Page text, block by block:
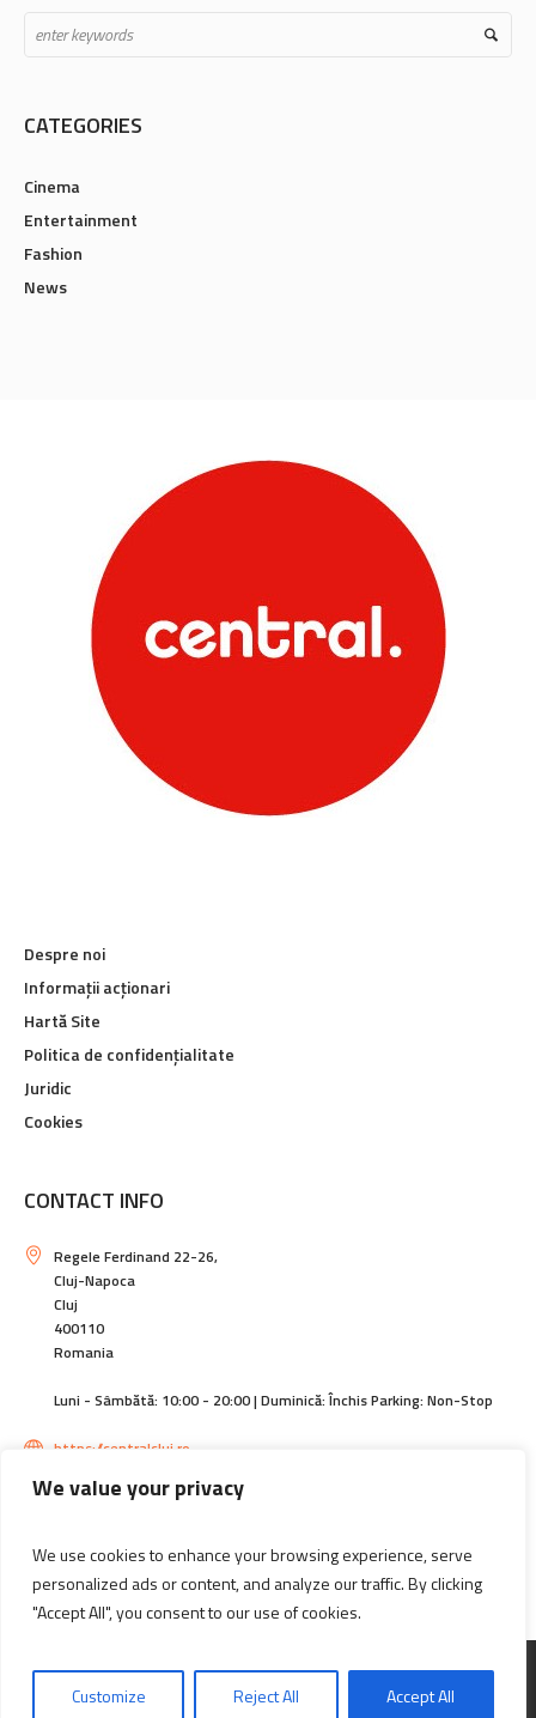
We value your privacy
We use cookies to enhance your browsing experience, serve
personalized ads or content, and analyze our traffic. By clicking
"Accept All", you consent to our use of cookies.
Customize Reject All Accept All
Entertainment
Despre noi
Informații acționari
Hartă Site
Politica de confidențialitate
Juridic
Regele Ferdinand 22-26,
Cluj-Napoca
Cluj
400110
+40264594140 | +40744589305
Informatii actionari